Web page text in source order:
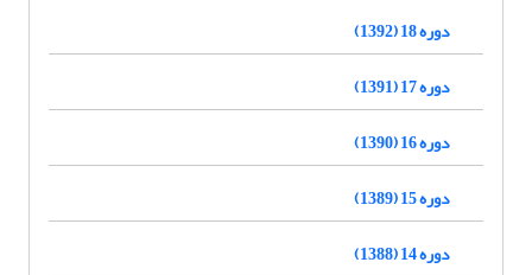
دوره 18 (1392)
دوره 17 (1391)
دوره 16 (1390)
دوره 15 (1389)
دوره 14 (1388)